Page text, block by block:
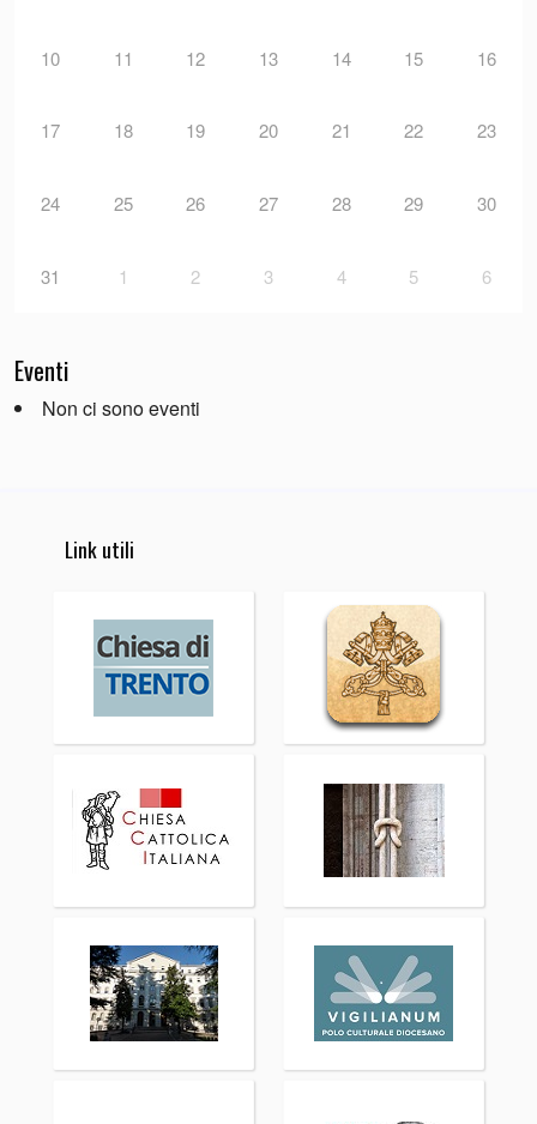
10 11 12 13 14 15 16
17 18 19 20 21 22 23
24 25 26 27 28 29 30
31 1 2 3 4 5 6
Eventi
Non ci sono eventi
Link utili